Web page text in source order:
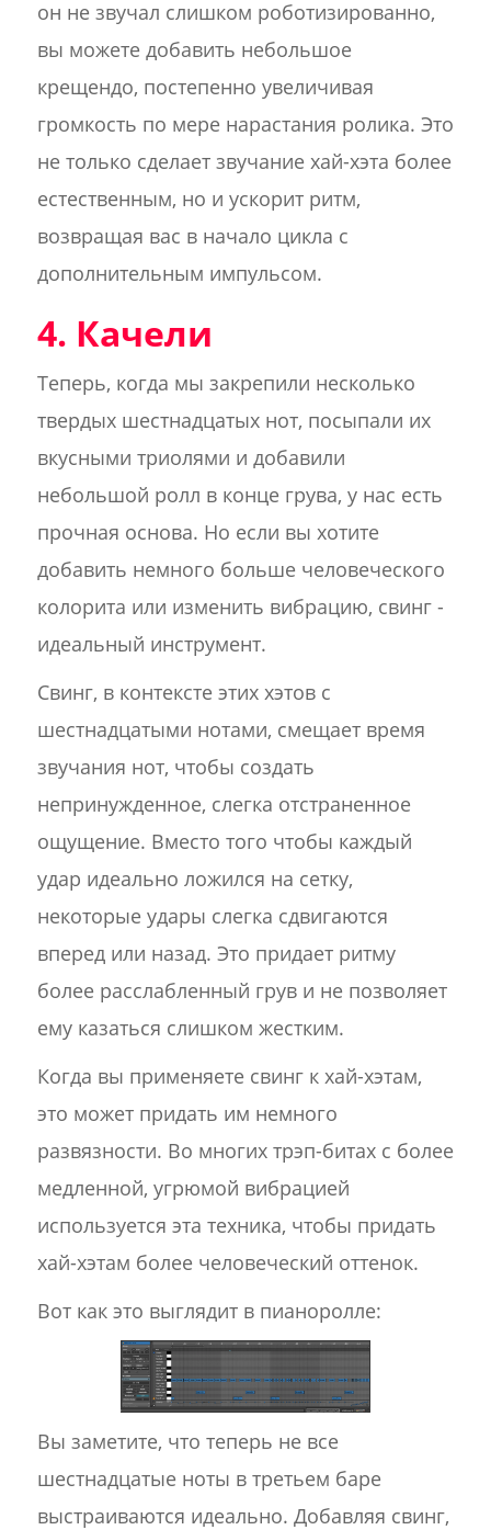
он не звучал слишком роботизированно,
вы можете добавить небольшое
крещендо, постепенно увеличивая
громкость по мере нарастания ролика. Это
не только сделает звучание хай-хэта более
естественным, но и ускорит ритм,
возвращая вас в начало цикла с
дополнительным импульсом.
4. Качели
Теперь, когда мы закрепили несколько
твердых шестнадцатых нот, посыпали их
вкусными триолями и добавили
небольшой ролл в конце грува, у нас есть
прочная основа. Но если вы хотите
добавить немного больше человеческого
колорита или изменить вибрацию, свинг -
идеальный инструмент.
Свинг, в контексте этих хэтов с
шестнадцатыми нотами, смещает время
звучания нот, чтобы создать
непринужденное, слегка отстраненное
ощущение. Вместо того чтобы каждый
удар идеально ложился на сетку,
некоторые удары слегка сдвигаются
вперед или назад. Это придает ритму
более расслабленный грув и не позволяет
ему казаться слишком жестким.
Когда вы применяете свинг к хай-хэтам,
это может придать им немного
развязности. Во многих трэп-битах с более
медленной, угрюмой вибрацией
используется эта техника, чтобы придать
хай-хэтам более человеческий оттенок.
Вот как это выглядит в пианоролле:
Вы заметите, что теперь не все
шестнадцатые ноты в третьем баре
выстраиваются идеально. Добавляя свинг,